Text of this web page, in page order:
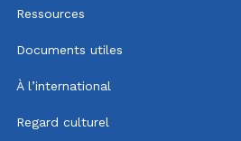
Ressources
Documents utiles
À l’international
Regard culturel